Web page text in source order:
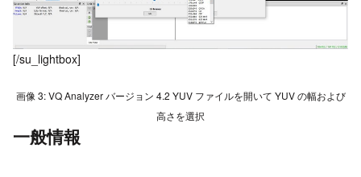
[/su_lightbox]
画像 3: VQ Analyzer バージョン 4.2 YUV ファイルを開いて YUV の幅および
高さを選択
一般情報